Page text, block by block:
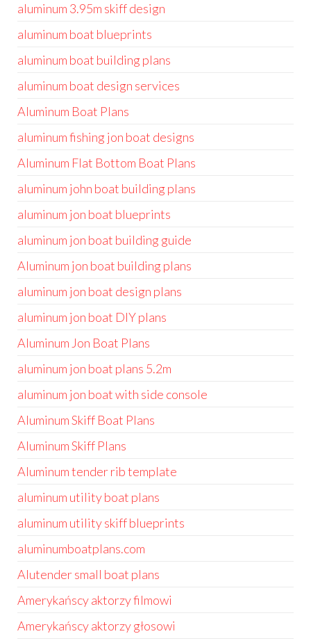
aluminum 3.95m skiff design
aluminum boat blueprints
aluminum boat building plans
aluminum boat design services
Aluminum Boat Plans
aluminum fishing jon boat designs
Aluminum Flat Bottom Boat Plans
aluminum john boat building plans
aluminum jon boat blueprints
aluminum jon boat building guide
Aluminum jon boat building plans
aluminum jon boat design plans
aluminum jon boat DIY plans
Aluminum Jon Boat Plans
aluminum jon boat plans 5.2m
aluminum jon boat with side console
Aluminum Skiff Boat Plans
Aluminum Skiff Plans
Aluminum tender rib template
aluminum utility boat plans
aluminum utility skiff blueprints
aluminumboatplans.com
Alutender small boat plans
Amerykańscy aktorzy filmowi
Amerykańscy aktorzy głosowi